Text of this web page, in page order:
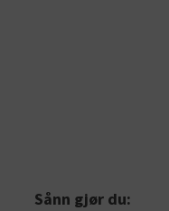
Sånn gjør du: